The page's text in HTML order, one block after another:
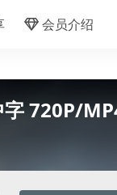
会员介绍
720P/